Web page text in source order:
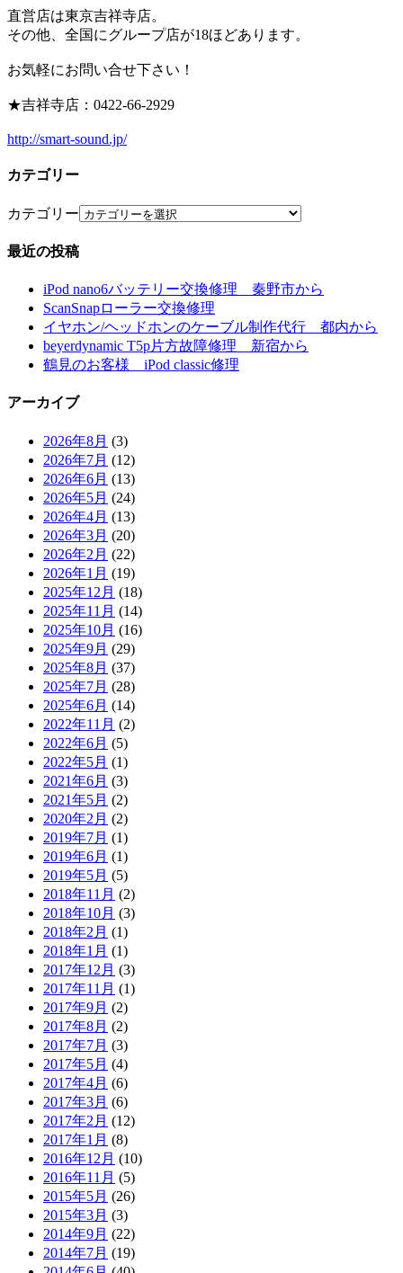
直営店は東京吉祥寺店。
その他、全国にグループ店が18ほどあります。
お気軽にお問い合せ下さい！
★吉祥寺店：0422-66-2929
http://smart-sound.jp/
カテゴリー
カテゴリー
最近の投稿
iPod nano6バッテリー交換修理 秦野市から
ScanSnapローラー交換修理
イヤホン/ヘッドホンのケーブル制作代行 都内から
beyerdynamic T5p片方故障修理 新宿から
鶴見のお客様 iPod classic修理
アーカイブ
2026年8月 (3)
2026年7月 (12)
2026年6月 (13)
2026年5月 (24)
2026年4月 (13)
2026年3月 (20)
2026年2月 (22)
2026年1月 (19)
2025年12月 (18)
2025年11月 (14)
2025年10月 (16)
2025年9月 (29)
2025年8月 (37)
2025年7月 (28)
2025年6月 (14)
2022年11月 (2)
2022年6月 (5)
2022年5月 (1)
2021年6月 (3)
2021年5月 (2)
2020年2月 (2)
2019年7月 (1)
2019年6月 (1)
2019年5月 (5)
2018年11月 (2)
2018年10月 (3)
2018年2月 (1)
2018年1月 (1)
2017年12月 (3)
2017年11月 (1)
2017年9月 (2)
2017年8月 (2)
2017年7月 (3)
2017年5月 (4)
2017年4月 (6)
2017年3月 (6)
2017年2月 (12)
2017年1月 (8)
2016年12月 (10)
2016年11月 (5)
2015年5月 (26)
2015年3月 (3)
2014年9月 (22)
2014年7月 (19)